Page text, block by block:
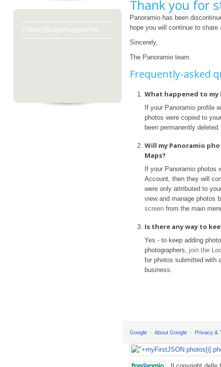
Follow @LagoMaggioreNet
Thank you for
Panoramio has been
hope you will continue to
Sincerely,
The Panoramio team
Frequently-asked
What happened to my
If your Panoramio profile
photos were copied to
been permanently deleted.
Will my Panoramio
Maps?
If your Panoramio photos
Account, then they will
were only attributed to
view and manage photos
screen from the main
Is there any way to
Yes - to keep adding
photographers, join the
for photos submitted with
business.
Google About Google Privacy &